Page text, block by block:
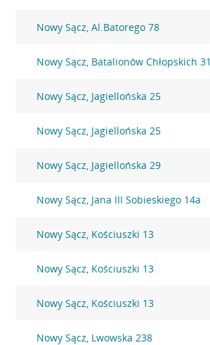
Nowy Sącz, Al.Batorego 78
Nowy Sącz, Batalionów Chłopskich 31
Nowy Sącz, Jagiellońska 25
Nowy Sącz, Jagiellońska 25
Nowy Sącz, Jagiellońska 29
Nowy Sącz, Jana III Sobieskiego 14a
Nowy Sącz, Kościuszki 13
Nowy Sącz, Kościuszki 13
Nowy Sącz, Kościuszki 13
Nowy Sącz, Lwowska 238